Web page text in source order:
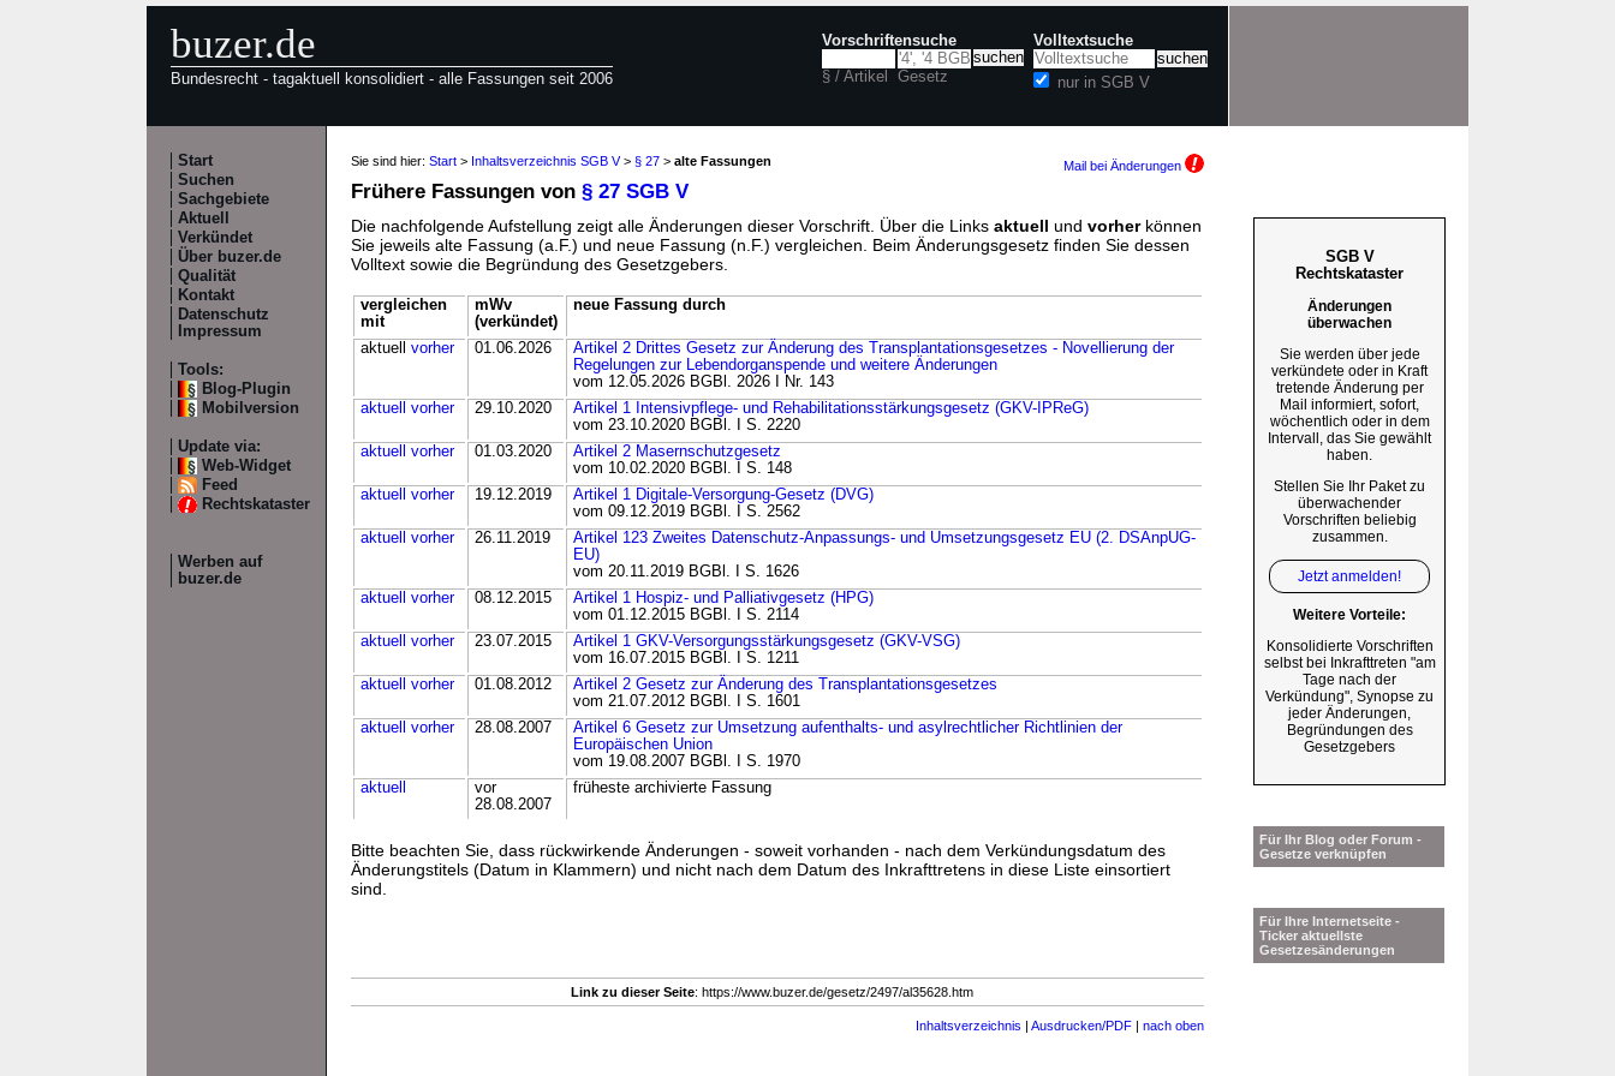
buzer.de
Bundesrecht - tagaktuell konsolidiert - alle Fassungen seit 2006
Vorschriftensuche
§ / Artikel Gesetz
Volltextsuche
nur in SGB V
Start
Suchen
Sachgebiete
Aktuell
Verkündet
Über buzer.de
Qualität
Kontakt
Datenschutz
Impressum
Tools:
Blog-Plugin
Mobilversion
Update via:
Web-Widget
Feed
Rechtskataster
Werben auf
buzer.de
Sie sind hier: Start > Inhaltsverzeichnis SGB V> § 27 > alte Fassungen Mail bei Änderungen
Frühere Fassungen von § 27 SGB V
Die nachfolgende Aufstellung zeigt alle Änderungen dieser Vorschrift. Über die Links aktuell und vorherkönnen
Sie jeweils alte Fassung (a.F.) und neue Fassung (n.F.) vergleichen. Beim Änderungsgesetz finden Sie dessen
Volltext sowie die Begründung des Gesetzgebers.
vergleichen
mit
mWv
(verkündet)
neue Fassung durch
aktuell vorher 01.06.2026
Artikel 2 Drittes Gesetz zur Änderung des Transplantationsgesetzes - Novellierung der
Regelungen zur Lebendorganspende und weitere Änderungen
vom 12.05.2026 BGBl. 2026 I Nr. 143
aktuell
vorher 29.10.2020
Artikel 1 Intensivpflege- und Rehabilitationsstärkungsgesetz (GKV-IPReG)
vom 23.10.2020 BGBl. I S. 2220
aktuell
vorher 01.03.2020
Artikel 2 Masernschutzgesetz
vom 10.02.2020 BGBl. I S. 148
aktuell
vorher 19.12.2019
Artikel 1 Digitale-Versorgung-Gesetz (DVG)
vom 09.12.2019 BGBl. I S. 2562
aktuell
vorher 26.11.2019
Artikel 123 Zweites Datenschutz-Anpassungs- und Umsetzungsgesetz EU (2. DSAnpUG-
EU)
vom 20.11.2019 BGBl. I S. 1626
aktuell
vorher 08.12.2015
Artikel 1 Hospiz- und Palliativgesetz (HPG)
vom 01.12.2015 BGBl. I S. 2114
aktuell
vorher 23.07.2015
Artikel 1 GKV-Versorgungsstärkungsgesetz (GKV-VSG)
vom 16.07.2015 BGBl. I S. 1211
aktuell
vorher 01.08.2012
Artikel 2 Gesetz zur Änderung des Transplantationsgesetzes
vom 21.07.2012 BGBl. I S. 1601
aktuell
vorher 28.08.2007
Artikel 6 Gesetz zur Umsetzung aufenthalts- und asylrechtlicher Richtlinien der
Europäischen Union
vom 19.08.2007 BGBl. I S. 1970
aktuell
vor
28.08.2007
früheste archivierte Fassung
Bitte beachten Sie, dass rückwirkende Änderungen - soweit vorhanden - nach dem Verkündungsdatum des
Änderungstitels (Datum in Klammern) und nicht nach dem Datum des Inkrafttretens in diese Liste einsortiert
sind.
Link zu dieser Seite: https://www.buzer.de/gesetz/2497/al35628.htm
Inhaltsverzeichnis | Ausdrucken/PDF | nach oben
SGB V
Rechtskataster
Änderungen
überwachen
Sie werden über jede
verkündete oder in Kraft
tretende Änderung per
Mail informiert, sofort,
wöchentlich oder in dem
Intervall, das Sie gewählt
haben.
Stellen Sie Ihr Paket zu
überwachender
Vorschriften beliebig
zusammen.
Jetzt anmelden!
Weitere Vorteile:
Konsolidierte Vorschriften
selbst bei Inkrafttreten "am
Tage nach der
Verkündung", Synopse zu
jeder Änderungen,
Begründungen des
Gesetzgebers
Für Ihr Blog oder Forum -
Gesetze verknüpfen
Für Ihre Internetseite -
Ticker aktuellste
Gesetzesänderungen